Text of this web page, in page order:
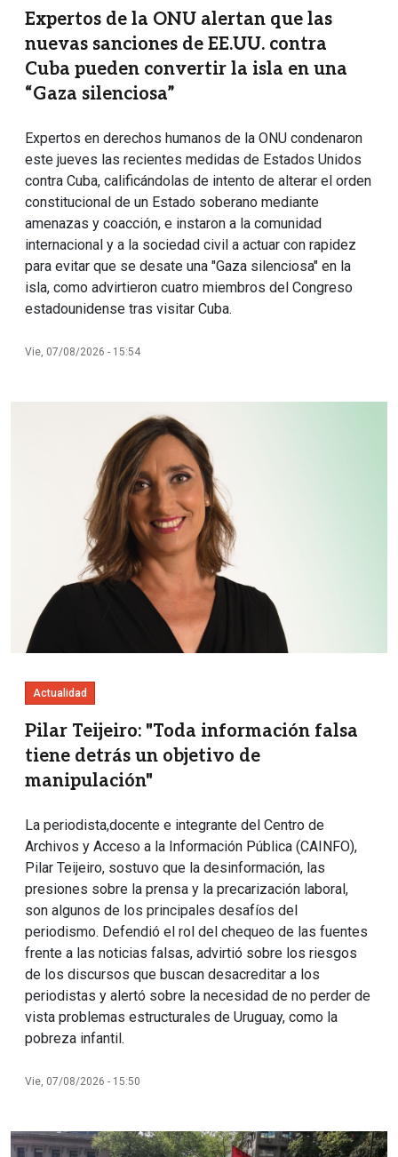
Expertos de la ONU alertan que las
nuevas sanciones de EE.UU. contra
Cuba pueden convertir la isla en una
“Gaza silenciosa”
Expertos en derechos humanos de la ONU condenaron
este jueves las recientes medidas de Estados Unidos
contra Cuba, calificándolas de intento de alterar el orden
constitucional de un Estado soberano mediante
amenazas y coacción, e instaron a la comunidad
internacional y a la sociedad civil a actuar con rapidez
para evitar que se desate una "Gaza silenciosa" en la
isla, como advirtieron cuatro miembros del Congreso
estadounidense tras visitar Cuba.
Vie, 07/08/2026 - 15:54
Actualidad
Pilar Teijeiro: "Toda información falsa
tiene detrás un objetivo de
manipulación"
La periodista,docente e integrante del Centro de
Archivos y Acceso a la Información Pública (CAINFO),
Pilar Teijeiro, sostuvo que la desinformación, las
presiones sobre la prensa y la precarización laboral,
son algunos de los principales desafíos del
periodismo. Defendió el rol del chequeo de las fuentes
frente a las noticias falsas, advirtió sobre los riesgos
de los discursos que buscan desacreditar a los
periodistas y alertó sobre la necesidad de no perder de
vista problemas estructurales de Uruguay, como la
pobreza infantil.
Vie, 07/08/2026 - 15:50
Imagen